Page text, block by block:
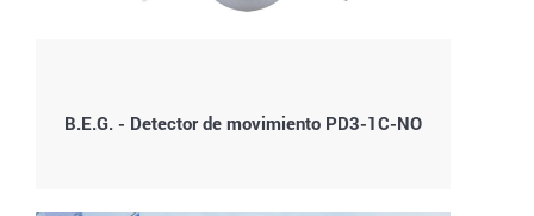
B.E.G. - Detector de movimiento PD3-1C-NO